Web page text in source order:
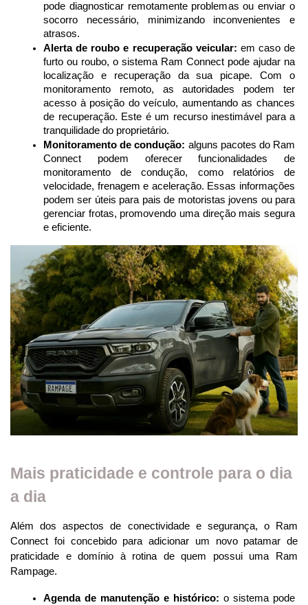
pode diagnosticar remotamente problemas ou enviar o
socorro necessário, minimizando inconvenientes e
atrasos.
Alerta de roubo e recuperação veicular: em caso de
furto ou roubo, o sistema Ram Connect pode ajudar na
localização e recuperação da sua picape. Com o
monitoramento remoto, as autoridades podem ter
acesso à posição do veículo, aumentando as chances
de recuperação. Este é um recurso inestimável para a
tranquilidade do proprietário.
Monitoramento de condução: alguns pacotes do Ram
Connect podem oferecer funcionalidades de
monitoramento de condução, como relatórios de
velocidade, frenagem e aceleração. Essas informações
podem ser úteis para pais de motoristas jovens ou para
gerenciar frotas, promovendo uma direção mais segura
e eficiente.
Mais praticidade e controle para o dia
a dia
Além dos aspectos de conectividade e segurança, o Ram
Connect foi concebido para adicionar um novo patamar de
praticidade e domínio à rotina de quem possui uma Ram
Rampage.
Agenda de manutenção e histórico: o sistema pode